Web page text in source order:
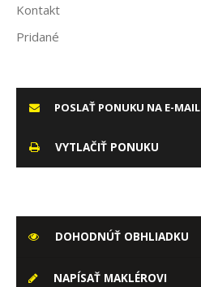
Kontakt
Pridané
POSLAŤ PONUKU NA E-MAIL
VYTLAČIŤ PONUKU
DOHODNÚŤ OBHLIADKU
NAPÍSAŤ MAKLÉROVI